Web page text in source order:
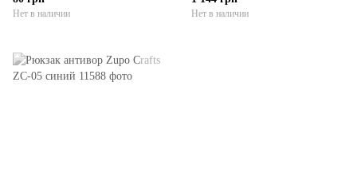
Нет в наличии Нет в наличии